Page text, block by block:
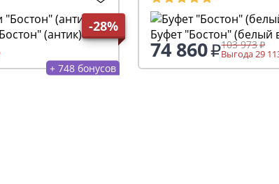
-28%
(антик)
+ 748 бонусов
Буфет "Бостон" (белый
74 860 103 973
Выгода 29